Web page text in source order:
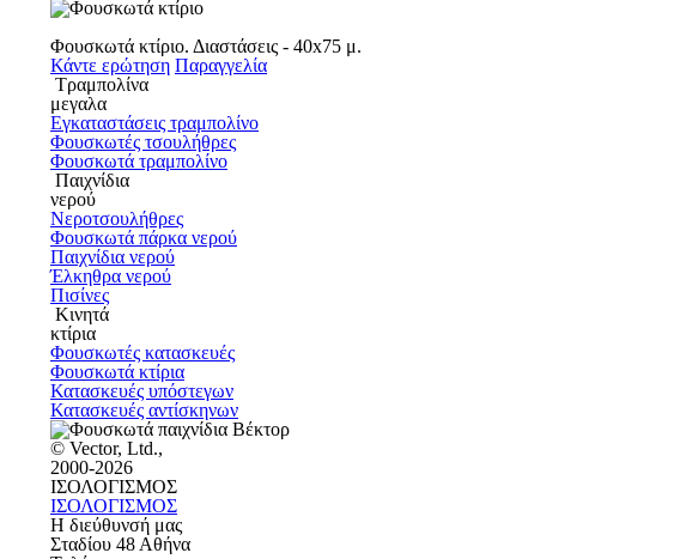
Φουσκωτά κτίριο. Διαστάσεις - 40х75 μ.
Κάντε ερώτηση Παραγγελία
Τραμπολίνα
μεγαλα
Εγκαταστάσεις τραμπολίνο
Φουσκωτές τσουλήθρες
Φουσκωτά τραμπολίνο
Παιχνίδια
νερού
Νεροτσουλήθρες
Φουσκωτά πάρκα νερού
Παιχνίδια νερού
Έλκηθρα νερού
Πισίνες
Κινητά
κτίρια
Φουσκωτές κατασκευές
Φουσκωτά κτίρια
Κατασκευές υπόστεγων
Κατασκευές αντίσκηνων
© Vector, Ltd.,
2000-2026
ΙΣΟΛΟΓΙΣΜΟΣ
ΙΣΟΛΟΓΙΣΜΟΣ
Η διεύθυνσή μας
Σταδίου 48 Αθήνα